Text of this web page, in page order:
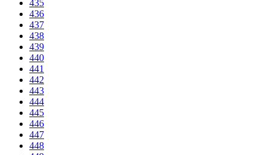
435
436
437
438
439
440
441
442
443
444
445
446
447
448